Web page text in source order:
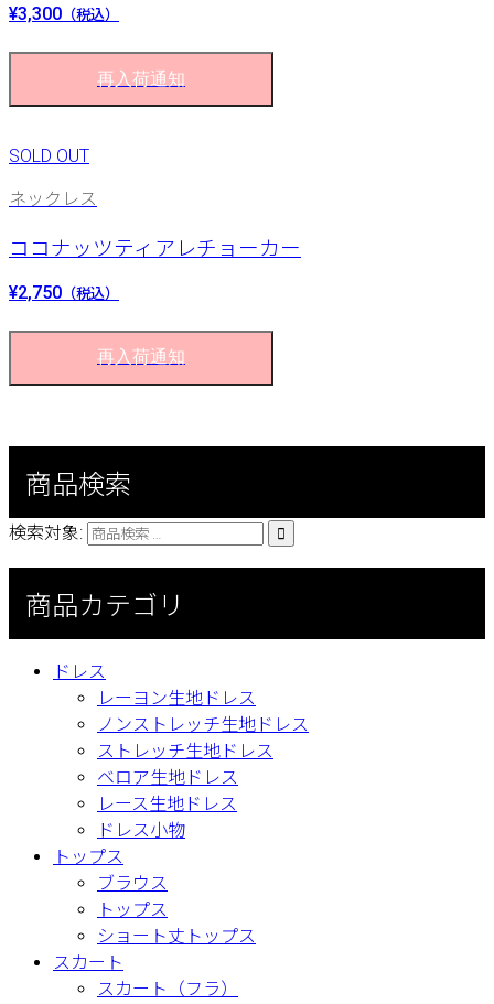
¥3,300 （税込）
再入荷通知
SOLD OUT
ネックレス
ココナッツティアレチョーカー
¥2,750 （税込）
再入荷通知
商品検索
検索対象: 
商品カテゴリ
ドレス
レーヨン生地ドレス
ノンストレッチ生地ドレス
ストレッチ生地ドレス
ベロア生地ドレス
レース生地ドレス
ドレス小物
トップス
ブラウス
トップス
ショート丈トップス
スカート
スカート（フラ）